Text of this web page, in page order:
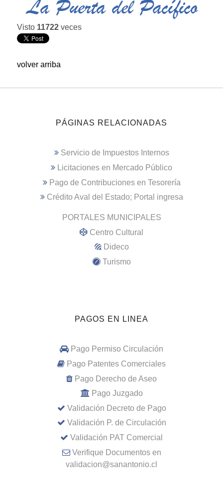
Visto 11722 veces
volver arriba
PÁGINAS RELACIONADAS
Servicio de Impuestos Internos
Licitaciones en Mercado Público
Pago de Contribuciones en Tesorería
Crédito Aval del Estado; Portal ingresa
PORTALES MUNICIPALES
Centro Cultural
Dideco
Turismo
PAGOS EN LINEA
Pago Permiso Circulación
Pago Patentes Comerciales
Pago Derecho de Aseo
Pago Juzgado
Validación Decreto de Pago
Validación P. de Circulación
Validación PAT Comercial
Verifique Documentos en
validacion@sanantonio.cl